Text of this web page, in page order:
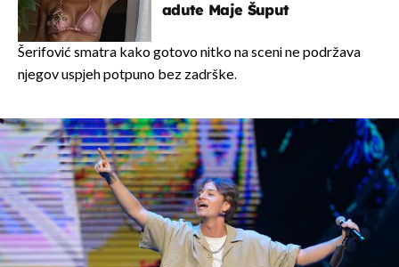
adute Maje Šuput
Šerifović smatra kako gotovo nitko na sceni ne podržava
njegov uspjeh potpuno bez zadrške.